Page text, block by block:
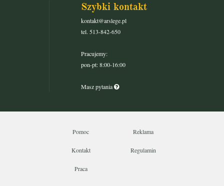
Szybki kontakt
kontakt@arslege.pl
tel. 513-842-650
Pracujemy:
pon-pt: 8:00-16:00
Masz pytania
Pomoc Reklama
Kontakt Regulamin
Praca